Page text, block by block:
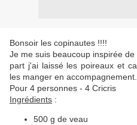
Bonsoir les copinautes !!!!
Je me suis beaucoup inspirée de
part j'ai laissé les poireaux et
les manger en accompagnement.
Pour 4 personnes - 4 Cricris
Ingrédients :
500 g de veau